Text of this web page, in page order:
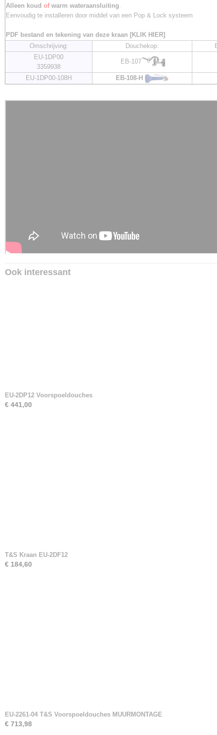
Alleen koud ofwarm wateraansluiting.
Eenvoudig te installeren door middel van een Pop & Lock systeem
PDF bestand en tekening van deze kraan [KLIK HIER]
Omschrijving:
Douchekop:
EU-1DP00
3359938
EB-107
EU-1DP00-108H EB-108-H
Ook interessant
EU-2DP12 Voorspoeldouches
€ 441,00
T&S Kraan EU-2DF12
€ 184,60
EU-2261-04 T&S Voorspoeldouches MUURMONTAGE
€ 713,98